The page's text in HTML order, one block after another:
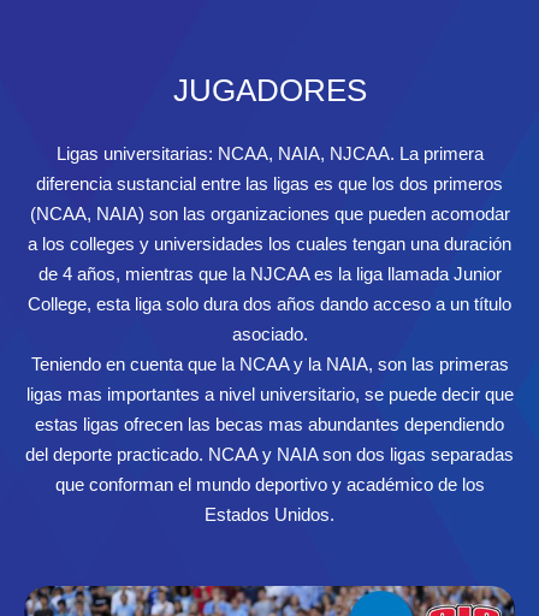
JUGADORES
Ligas universitarias: NCAA, NAIA, NJCAA. La primera
diferencia sustancial entre las ligas es que los dos primeros
(NCAA, NAIA) son las organizaciones que pueden acomodar
a los colleges y universidades los cuales tengan una duración
de 4 años, mientras que la NJCAA es la liga llamada Junior
College, esta liga solo dura dos años dando acceso a un título
asociado.
Teniendo en cuenta que la NCAA y la NAIA, son las primeras
ligas mas importantes a nivel universitario, se puede decir que
estas ligas ofrecen las becas mas abundantes dependiendo
del deporte practicado. NCAA y NAIA son dos ligas separadas
que conforman el mundo deportivo y académico de los
Estados Unidos.